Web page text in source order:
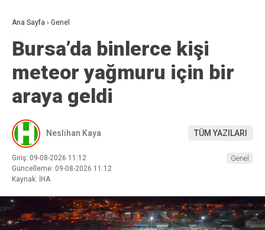
Ana Sayfa › Genel
Bursa’da binlerce kişi
meteor yağmuru için bir
araya geldi
Neslihan Kaya TÜM YAZILARI
Giriş: 09-08-2026 11:12
Güncelleme: 09-08-2026 11:12
Kaynak: İHA
Genel